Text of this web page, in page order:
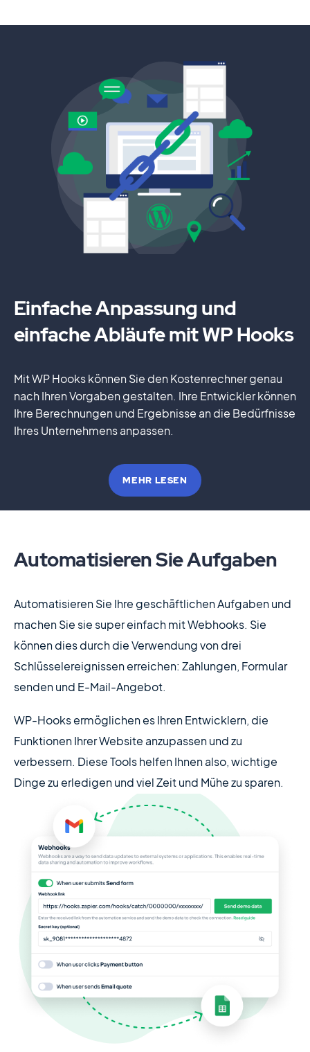
Einfache Anpassung und
einfache Abläufe mit WP Hooks
Mit WP Hooks können Sie den Kostenrechner genau
nach Ihren Vorgaben gestalten. Ihre Entwickler können
Ihre Berechnungen und Ergebnisse an die Bedürfnisse
Ihres Unternehmens anpassen.
MEHR LESEN
Automatisieren Sie Aufgaben
Automatisieren Sie Ihre geschäftlichen Aufgaben und
machen Sie sie super einfach mit Webhooks. Sie
können dies durch die Verwendung von drei
Schlüsselereignissen erreichen: Zahlungen, Formular
senden und E-Mail-Angebot.
WP-Hooks ermöglichen es Ihren Entwicklern, die
Funktionen Ihrer Website anzupassen und zu
verbessern. Diese Tools helfen Ihnen also, wichtige
Dinge zu erledigen und viel Zeit und Mühe zu sparen.